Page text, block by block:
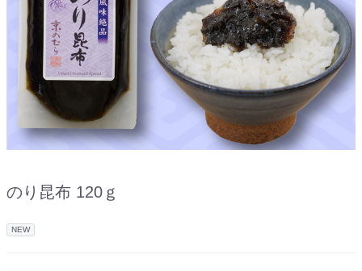
のり昆布 120ｇ
NEW